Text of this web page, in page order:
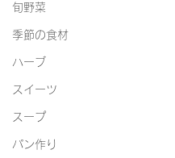
旬野菜
季節の食材
ハーブ
スイーツ
スープ
パン作り